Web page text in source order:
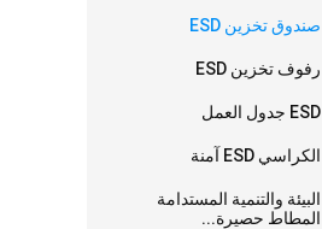
صندوق تخزين ESD
رفوف تخزين ESD
ESD جدول العمل
الكراسي ESD آمنة
البيئة والتنمية المستدامة
المطاط حصيرة...